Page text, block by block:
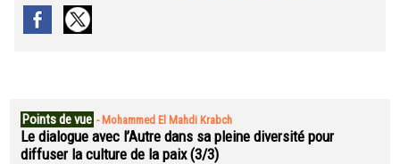
Points de vue - Mohammed El Mahdi Krabch
Le dialogue avec l’Autre dans sa pleine diversité pour
diffuser la culture de la paix (3/3)